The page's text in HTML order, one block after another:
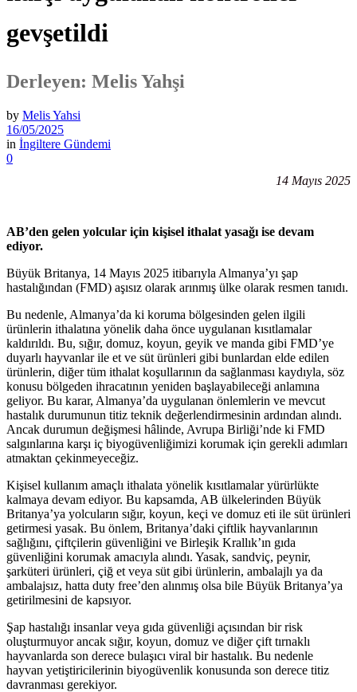
gevşetildi
Derleyen: Melis Yahşi
by Melis Yahsi
16/05/2025
in İngiltere Gündemi
0
14 Mayıs 2025
AB’den gelen yolcular için kişisel ithalat yasağı ise devam
ediyor.
Büyük Britanya, 14 Mayıs 2025 itibarıyla Almanya’yı şap
hastalığından (FMD) aşısız olarak arınmış ülke olarak resmen tanıdı.
Bu nedenle, Almanya’da ki koruma bölgesinden gelen ilgili
ürünlerin ithalatına yönelik daha önce uygulanan kısıtlamalar
kaldırıldı. Bu, sığır, domuz, koyun, geyik ve manda gibi FMD’ye
duyarlı hayvanlar ile et ve süt ürünleri gibi bunlardan elde edilen
ürünlerin, diğer tüm ithalat koşullarının da sağlanması kaydıyla, söz
konusu bölgeden ihracatının yeniden başlayabileceği anlamına
geliyor. Bu karar, Almanya’da uygulanan önlemlerin ve mevcut
hastalık durumunun titiz teknik değerlendirmesinin ardından alındı.
Ancak durumun değişmesi hâlinde, Avrupa Birliği’nde ki FMD
salgınlarına karşı iç biyogüvenliğimizi korumak için gerekli adımları
atmaktan çekinmeyeceğiz.
Kişisel kullanım amaçlı ithalata yönelik kısıtlamalar yürürlükte
kalmaya devam ediyor. Bu kapsamda, AB ülkelerinden Büyük
Britanya’ya yolcuların sığır, koyun, keçi ve domuz eti ile süt ürünleri
getirmesi yasak. Bu önlem, Britanya’daki çiftlik hayvanlarının
sağlığını, çiftçilerin güvenliğini ve Birleşik Krallık’ın gıda
güvenliğini korumak amacıyla alındı. Yasak, sandviç, peynir,
şarküteri ürünleri, çiğ et veya süt gibi ürünlerin, ambalajlı ya da
ambalajsız, hatta duty free’den alınmış olsa bile Büyük Britanya’ya
getirilmesini de kapsıyor.
Şap hastalığı insanlar veya gıda güvenliği açısından bir risk
oluşturmuyor ancak sığır, koyun, domuz ve diğer çift tırnaklı
hayvanlarda son derece bulaşıcı viral bir hastalık. Bu nedenle
hayvan yetiştiricilerinin biyogüvenlik konusunda son derece titiz
davranması gerekiyor.